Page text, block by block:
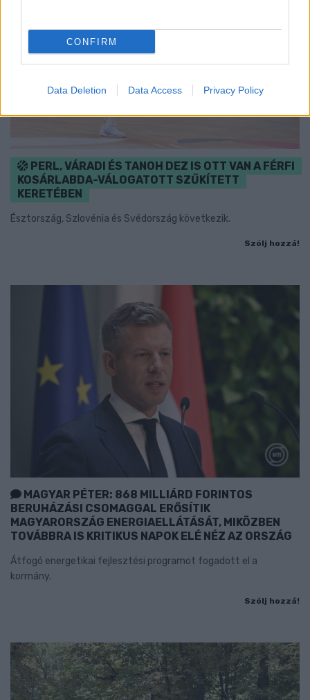
CONFIRM
Data Deletion Data Access Privacy Policy
PERL, VÁRADI ÉS TANOH DEZ IS OTT VAN A FÉRFI
KOSÁRLABDA-VÁLOGATOTT SZŰKÍTETT
KERETÉBEN
Észtország, Szlovénia és Svédország következik.
Szólj hozzá!
MAGYAR PÉTER: 868 MILLIÁRD FORINTOS
BERUHÁZÁSI CSOMAGGAL ERŐSÍTIK
MAGYARORSZÁG ENERGIAELLÁTÁSÁT, MIKÖZBEN
TOVÁBBRA IS KRITIKUS NAPOK ELÉ NÉZ AZ ORSZÁG
Átfogó energetikai fejlesztési programot fogadott el a
kormány.
Szólj hozzá!